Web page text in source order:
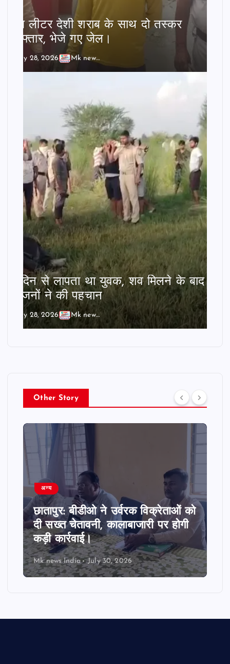
बीस लीटर देशी शराब के साथ दो तस्कर
गिरफ्तार, भेजे गए जेल।
July 28, 2026 Mk news India
दो दिन से लापता था युवक, शव मिलने के बाद
परिजनों ने की पहचान
July 28, 2026 Mk news India
Other Story
अन्य
छातापुर: बीडीओ ने उर्वरक विक्रेताओं को
दी सख्त चेतावनी, कालाबाजारी पर होगी
कड़ी कार्रवाई।
Mk news India July 30, 2026